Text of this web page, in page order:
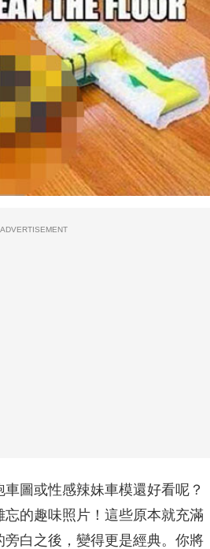
ADVERTISEMENT
圖或性感辣妹車模還好看呢？
的趣味照片！這些原本就充滿
白之後，變得更是經典。你將